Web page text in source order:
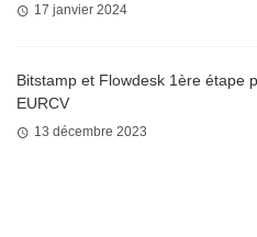
17 janvier 2024
Bitstamp et Flowdesk 1ère étape
EURCV
13 décembre 2023